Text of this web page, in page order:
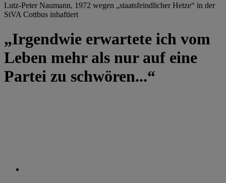
Lutz-Peter Naumann, 1972 wegen „staatsfeindlicher Hetze“ in der
StVA Cottbus inhaftiert
„Irgendwie erwartete ich vom
Leben mehr als nur auf eine
Partei zu schwören...“